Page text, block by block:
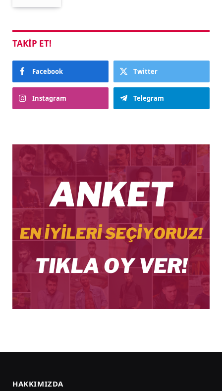
TAKIP ET!
Facebook Twitter
Instagram Telegram
HAKKIMIZDA